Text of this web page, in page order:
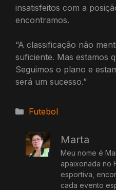
insatisfeitos com a
encontramos.
“A classificação não
suficiente. Mas estamos
Seguimos o plano e
será um sucesso.”
Categorias
Futebol
Marta
Meu nome é
apaixonada no
esportiva,
cada evento